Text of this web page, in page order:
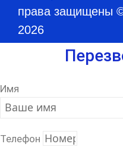
права защищены
2026
Имя
Телефон